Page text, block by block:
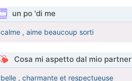
un po 'di me
calme , aime beaucoup sorti
Cosa mi aspetto dal mio partner
belle , charmante et respectueuse